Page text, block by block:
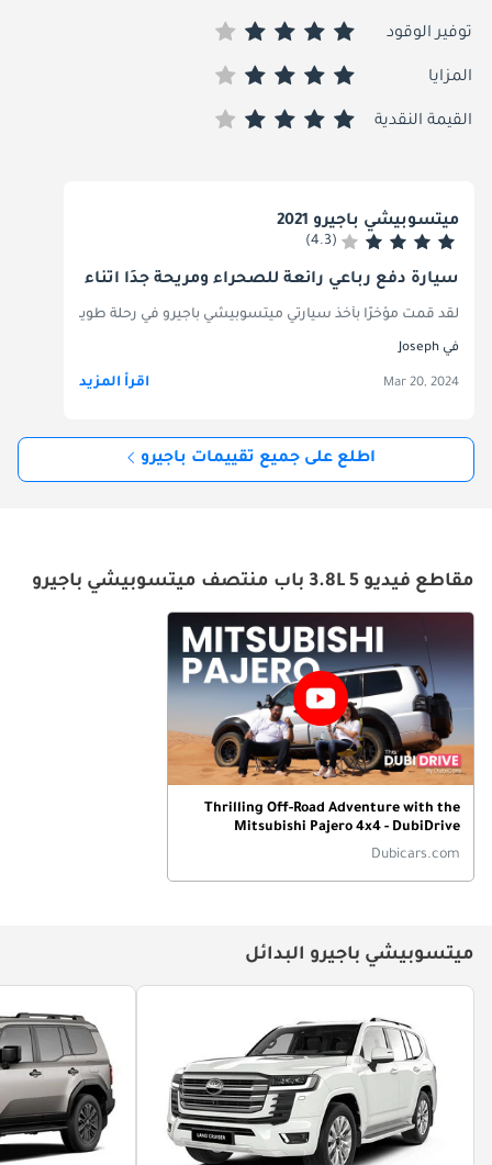
توفير الوقود
المزايا
القيمة النقدية
ميتسوبيشي باجيرو 2021
(4.3)
سيارة دفع رباعي رائعة للصحراء ومريحة جدًا أثناء الرحلات
لقد قمت مؤخرًا بأخذ سيارتي ميتسوبيشي باجيرو في رحلة طويلة ومغامرة
في Joseph
Mar 20, 2024 اقرأ المزيد
اطلع على جميع تقييمات باجيرو
مقاطع فيديو 3.8L 5 باب منتصف ميتسوبيشي باجيرو
Thrilling Off-Road Adventure with the
Mitsubishi Pajero 4x4 - DubiDrive
Dubicars.com
ميتسوبيشي باجيرو البدائل